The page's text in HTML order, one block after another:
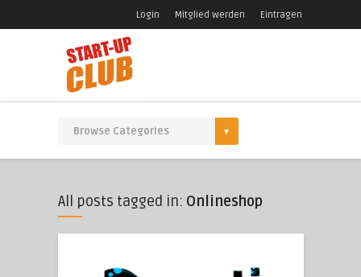
Login Mitglied werden Eintragen
All posts tagged in: Onlineshop